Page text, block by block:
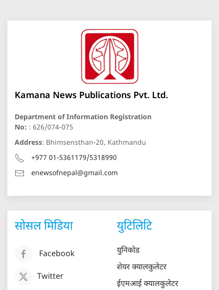
Kamana News Publications Pvt. Ltd.
Department of Information Registration
No: : 626/074-075
Address: Bhimsensthan-20, Kathmandu
+977 01-5361179/5318990
enewsofnepal@gmail.com
सोसल मिडिया
Facebook
Twitter
युटिलिटि
युनिकोड
शेयर क्यालकुलेटर
ईएमआई क्यालकुलेटर